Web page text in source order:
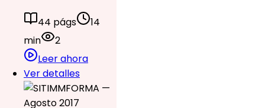
44 págs
14
min
2
Leer ahora
Ver detalles